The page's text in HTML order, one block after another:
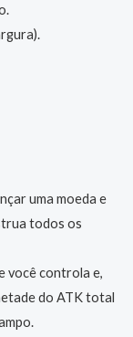
uma moeda e
todos os
você controla e,
do ATK total